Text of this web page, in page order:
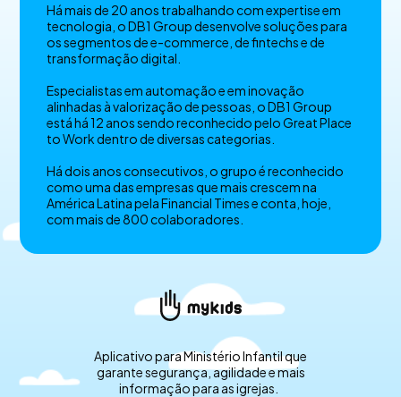
Há mais de 20 anos trabalhando com expertise em
tecnologia, o DB1 Group desenvolve soluções para
os segmentos de e-commerce, de fintechs e de
transformação digital.
Especialistas em automação e em inovação
alinhadas à valorização de pessoas, o DB1 Group
está há 12 anos sendo reconhecido pelo Great Place
to Work dentro de diversas categorias.
Há dois anos consecutivos, o grupo é reconhecido
como uma das empresas que mais crescem na
América Latina pela Financial Times e conta, hoje,
com mais de 800 colaboradores.
Aplicativo para Ministério Infantil que
garante segurança, agilidade e mais
informação para as igrejas.